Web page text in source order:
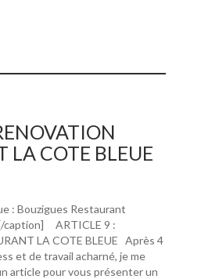
LA COTE BLEUE
: Bouzigues Restaurant
caption] ARTICLE 9 :
LA COTE BLEUE Après 4
et de travail acharné, je me
article pour vous présenter un